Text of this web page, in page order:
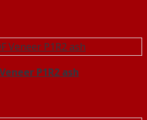
P1R2 ash